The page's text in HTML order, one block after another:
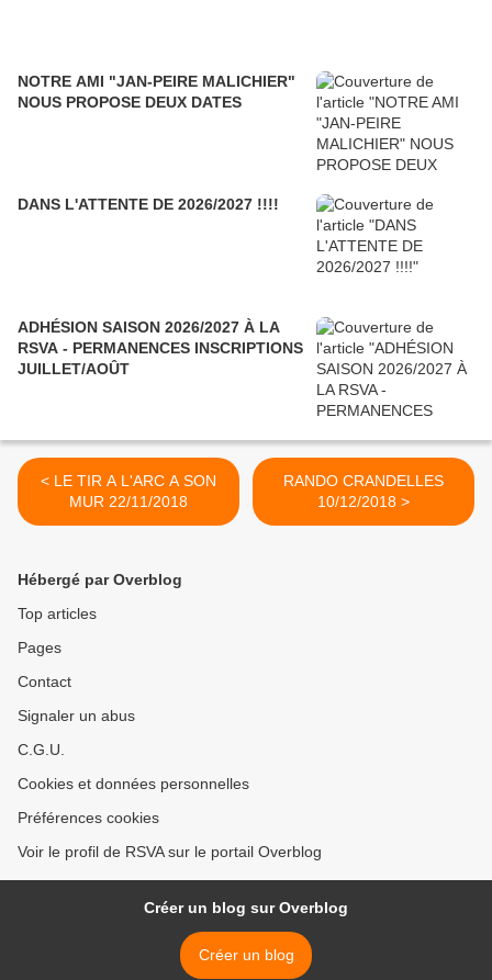
NOTRE AMI "JAN-PEIRE MALICHIER"
NOUS PROPOSE DEUX DATES
DANS L'ATTENTE DE 2026/2027 !!!!
ADHÉSION SAISON 2026/2027 À LA
RSVA - PERMANENCES INSCRIPTIONS
JUILLET/AOÛT
< LE TIR A L'ARC A SON
MUR 22/11/2018
RANDO CRANDELLES
10/12/2018 >
Hébergé par Overblog
Top articles
Pages
Contact
Signaler un abus
C.G.U.
Cookies et données personnelles
Préférences cookies
Voir le profil de RSVA sur le portail Overblog
Créer un blog sur Overblog
Créer un blog